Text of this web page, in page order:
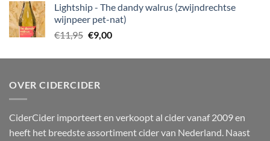
€12,50.€10,00.
Lightship - The dandy walrus (zwijndrechtse
wijnpeer pet-nat)
€11,95 Oorspronkelijke
was:
€9,00Huidige
is:
OVER CIDERCIDER
CiderCider importeert en verkoopt al cider vanaf 2009 en
heeft het breedste assortiment cider van Nederland. Naast